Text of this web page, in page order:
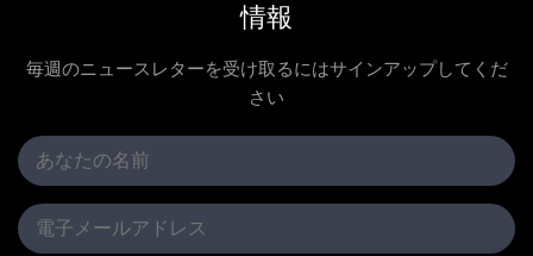
情報
毎週のニュースレターを受け取るにはサインアップしてくだ
さい